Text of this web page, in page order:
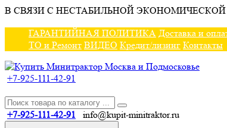
В СВЯЗИ С НЕСТАБИЛЬНОЙ
ГАРАНТИЙНАЯ ПОЛИТИКА Доставка и
ТО и Ремонт ВИДЕО Кредит/лизинг Контакты
+7-925-111-42-91
+7-925-111-42-91 info@kupit-minitraktor.ru